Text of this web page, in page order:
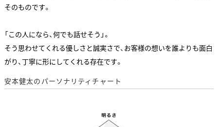
そのものです。
「この人になら、何でも話せそう」。
そう思わせてくれる優しさと誠実さで、お客様の想いを誰よりも面白
がり、丁寧に形にしてくれる存在です。
安本健太のパーソナリティチャート